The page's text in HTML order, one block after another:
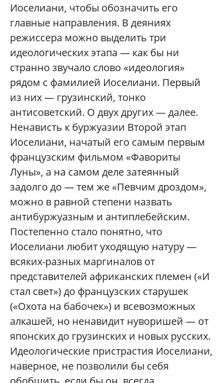
Иоселиани, чтобы обозначить его
главные направления. В деяниях
режиссера можно выделить три
идеологических этапа — как бы ни
странно звучало слово «идеология»
рядом с фамилией Иоселиани. Первый
из них — грузинский, тонко
антисоветский. О двух других — далее.
Ненависть к буржуазии Второй этап
Иоселиани, начатый его самым первым
французским фильмом «Фавориты
Луны», а на самом деле затеянный
задолго до — тем же «Певчим дроздом»,
можно в равной степени назвать
антибуржуазным и антиплебейским.
Постепенно стало понятно, что
Иоселиани любит уходящую натуру —
всяких-разных маргиналов от
представителей африканских племен («И
стал свет») до французских старушек
(«Охота на бабочек») и всевозможных
алкашей, но ненавидит нуворишей — от
японских до грузинских и новых русских.
Идеологические пристрастия Иоселиани,
наверное, не позволили бы себя